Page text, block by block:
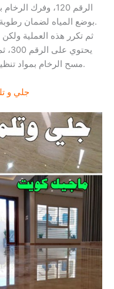
الرقم 120، وفرك
بوضع المياه لضمان رطوبة السطح وعدم تعرضه للخدش.
ثم تكرر هذه العملية
مسح الرخام بمواد تنظيف معينة ومخصصة للرخام.
جلي و